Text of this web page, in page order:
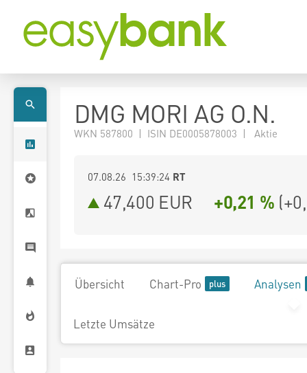
DMG MORI AG O.N.
WKN 587800 | ISIN DE0005878003 | Aktie
07.08.26 15:39:24 RT
47,400 EUR +0,21 % (
Übersicht Chart-Pro Analysen
Letzte Umsätze